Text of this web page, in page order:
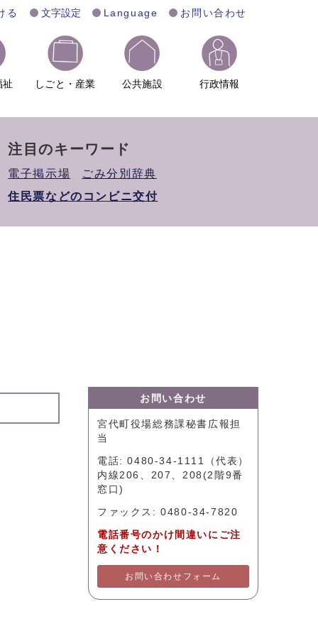
る 文字設定 Language お問い合わせ
祉 しごと・産業 公共施設 行政情報
注目のキーワード
電子掲示場
ごみ分別辞典
住民票などのコンビニ交付
お問い合わせ
宮代町役場総務課秘書広報担
当
電話: 0480-34-1111（代表）
内線206、207、208(2階9番
窓口)
ファックス: 0480-34-7820
電話番号のかけ間違いにご注
意ください！
お問い合わせフォーム